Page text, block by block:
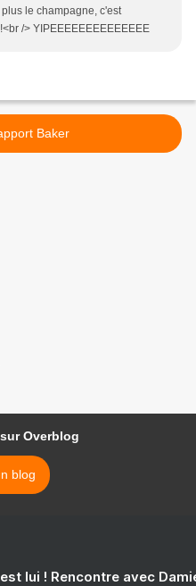
le champagne, c'est
/> YIPEEEEEEEEEEEEEE
Baker
Overblog
blog
lui ! Rencontre avec